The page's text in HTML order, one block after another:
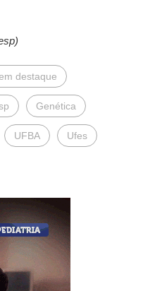
destaque
Genética
UFBA Ufes